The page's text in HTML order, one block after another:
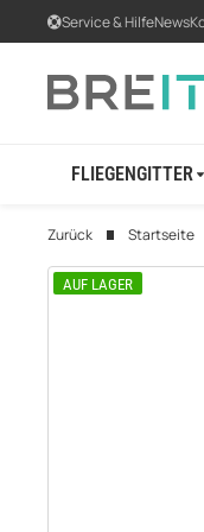
Service & HilfeNews
FLIEGENGITTER
Zurück Startseite
AUF LAGER